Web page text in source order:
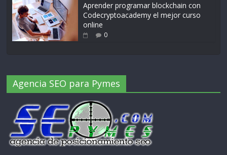
Aprender programar blockchain con
Codecryptoacademy el mejor curso
online
0
Agencia SEO para Pymes